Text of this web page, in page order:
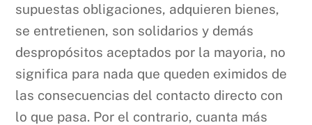
supuestas obligaciones, adquieren bienes,
se entretienen, son solidarios y demás
despropósitos aceptados por la mayoria, no
significa para nada que queden eximidos de
las consecuencias del contacto directo con
lo que pasa. Por el contrario, cuanta más